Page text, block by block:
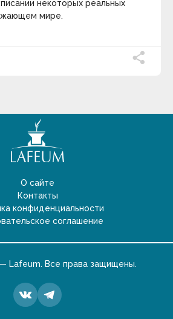
некоторых реальных
мире.
О сайте
Контакты
конфиденциальности
соглашение
Lafeum. Все права защищены.